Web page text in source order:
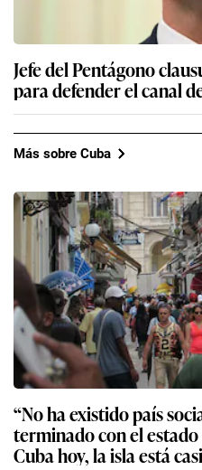
Jefe del Pentágono
para defender el canal
Más sobre Cuba
“No ha existido país
terminado con el
Cuba hoy, la isla está